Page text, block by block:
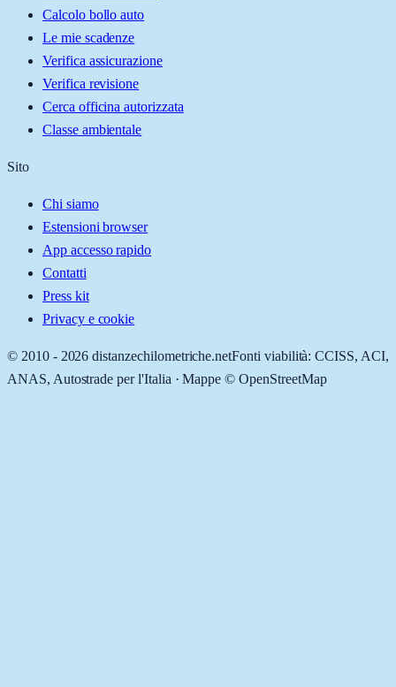
Calcolo bollo auto
Le mie scadenze
Verifica assicurazione
Verifica revisione
Cerca officina autorizzata
Classe ambientale
Sito
Chi siamo
Estensioni browser
App accesso rapido
Contatti
Press kit
Privacy e cookie
© 2010 - 2026 distanzechilometriche.netFonti viabilità: CCISS, ACI,
ANAS, Autostrade per l'Italia · Mappe © OpenStreetMap